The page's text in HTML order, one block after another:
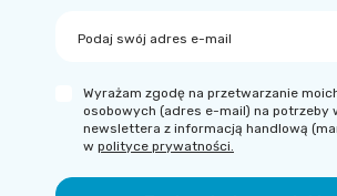
Podaj swój adres e-mail
Wyrażam zgodę na przetwarzanie
osobowych (adres e-mail) na potrzeby
newslettera z informacją handlową
w polityce prywatności.